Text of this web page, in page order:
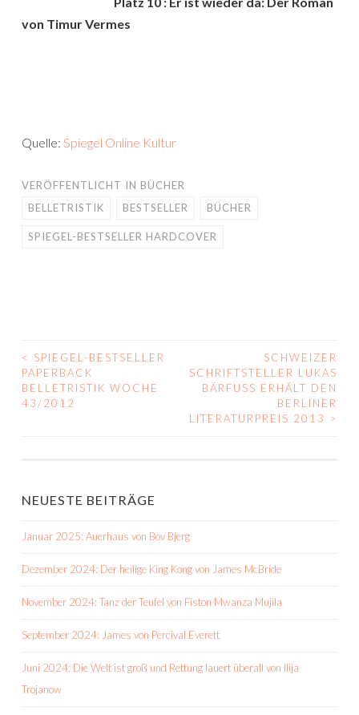
von Timur Vermes
Quelle: Spiegel Online Kultur
VERÖFFENTLICHT IN BÜCHER
BELLETRISTIK
BESTSELLER BÜCHER
SPIEGEL-BESTSELLER HARDCOVER
BEITRAGS-
NAVIGATION
<
SPIEGEL-BESTSELLER
PAPERBACK
BELLETRISTIK WOCHE
43/2012
SCHWEIZER
SCHRIFTSTELLER LUKAS
BÄRFUSS ERHÄLT DEN
BERLINER
LITERATURPREIS 2013
>
NEUESTE BEITRÄGE
Januar 2025: Auerhaus von Bov Bjerg
Dezember 2024: Der heilige King Kong von James McBride
November 2024: Tanz der Teufel von Fiston Mwanza Mujila
September 2024: James von Percival Everett
Juni 2024: Die Welt ist groß und Rettung lauert überall von Ilija
Trojanow